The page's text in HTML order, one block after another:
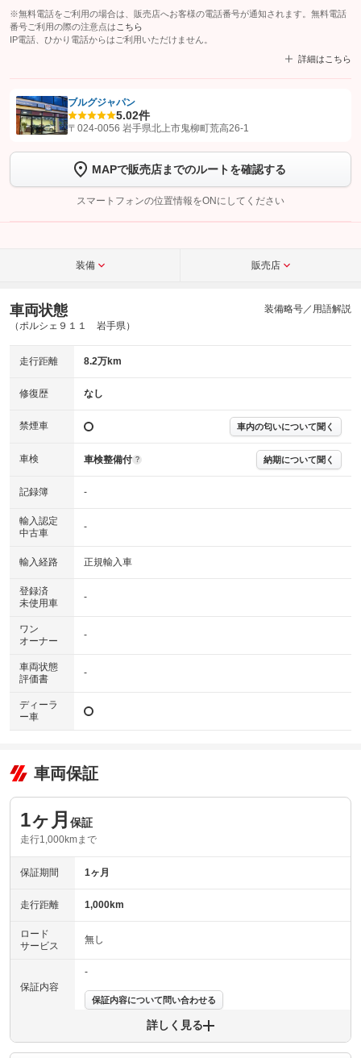
※無料電話をご利用の場合は、販売店へお客様の電話番号が通知されます。無料電話
番号ご利用の際の注意点は こちら
IP電話、ひかり電話からはご利用いただけません。
詳細はこちら
【STEP1】認証画面でグーネットを友だち追加してから「許可する」ボタンを押
トーク画面で
ボタンをタップして問い合わせを
完了してください。
こちら
ブルグジャパン
5.02件
〒024-0056 岩手県北上市鬼柳町荒高26-1
MAPで販売店までのルートを確認する
スマートフォンの位置情報をONにしてください
装備 販売店
車両状態
（ポルシェ９１１ 岩手県）
装備略号／用語解説
走行距離 8.2万km
修復歴 なし
禁煙車 車内の匂いについて聞く
車検 車検整備付 ? 納期について聞く
記録簿 -
輸入認定
中古車
-
輸入経路 正規輸入車
登録済
未使用車
-
ワン
オーナー
-
車両状態
評価書
-
ディーラ
ー車
車両保証
1ヶ月 保証
走行1,000kmまで
保証期間 1ヶ月
走行距離 1,000km
ロード
サービス
無し
保証内容
-
保証内容について問い合わせる
詳しく見る